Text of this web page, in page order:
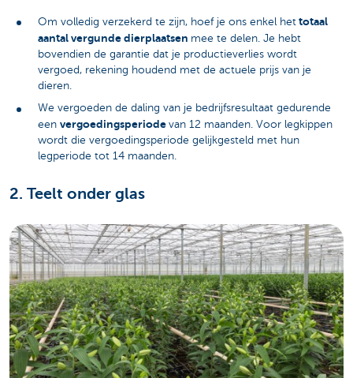
Om volledig verzekerd te zijn, hoef je ons enkel het totaal
aantal vergunde dierplaatsen mee te delen. Je hebt
bovendien de garantie dat je productieverlies wordt
vergoed, rekening houdend met de actuele prijs van je
dieren.
We vergoeden de daling van je bedrijfsresultaat gedurende
een vergoedingsperiode van 12 maanden. Voor legkippen
wordt die vergoedingsperiode gelijkgesteld met hun
legperiode tot 14 maanden.
2. Teelt onder glas